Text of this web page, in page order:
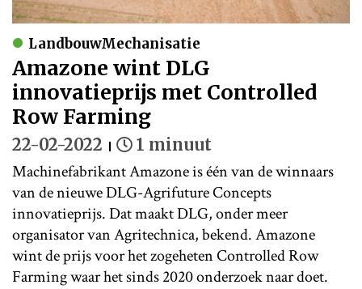
LandbouwMechanisatie
Amazone wint DLG
innovatieprijs met Controlled
Row Farming
22-02-2022 1 minuut
Machinefabrikant Amazone is één van de winnaars
van de nieuwe DLG-Agrifuture Concepts
innovatieprijs. Dat maakt DLG, onder meer
organisator van Agritechnica, bekend. Amazone
wint de prijs voor het zogeheten Controlled Row
Farming waar het sinds 2020 onderzoek naar doet.